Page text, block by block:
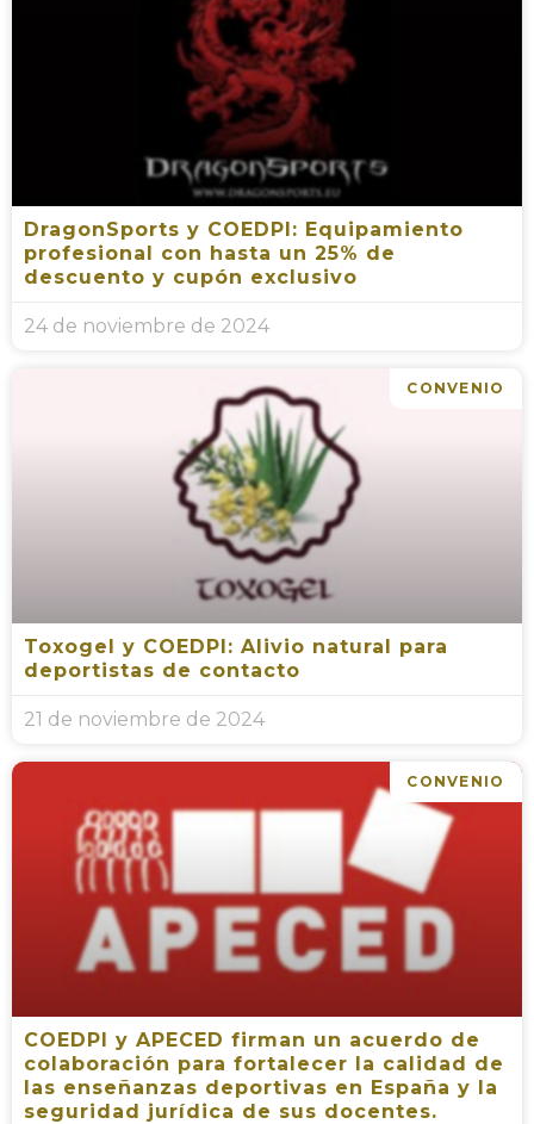
DragonSports y COEDPI: Equipamiento
profesional con hasta un 25% de
descuento y cupón exclusivo
24 de noviembre de 2024
CONVENIO
Toxogel y COEDPI: Alivio natural para
deportistas de contacto
21 de noviembre de 2024
CONVENIO
COEDPI y APECED firman un acuerdo de
colaboración para fortalecer la calidad de
las enseñanzas deportivas en España y la
seguridad jurídica de sus docentes.